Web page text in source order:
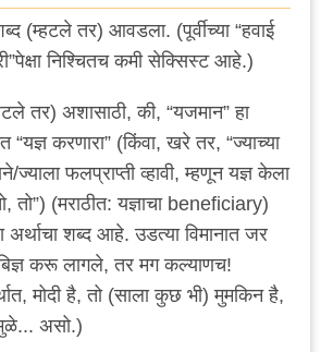
(म्हटले तर) आवडला. (पूर्वीच्या “हवाई
निश्चितच कमी सेक्सिस्ट आहे.)
तर) अशासाठी, की, “यजमान” हा
“यज्ञ करणारा” (किंवा, खरे तर, “ज्याच्या
ज्याला फलप्राप्ती व्हावी, म्हणून यज्ञ केला
तो”) (मराठीत: यज्ञाचा beneficiary)
अर्थाचा शब्द आहे. उडत्या विमानात जर
करू लागले, तर मग कल्याणच!
मोदी है, तो (साला कुछ भी) मुमकिन है,
असो.)